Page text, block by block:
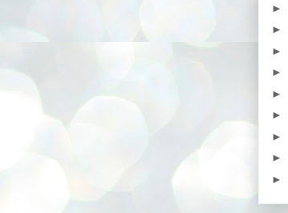
►
►
►
►
►
►
►
►
►